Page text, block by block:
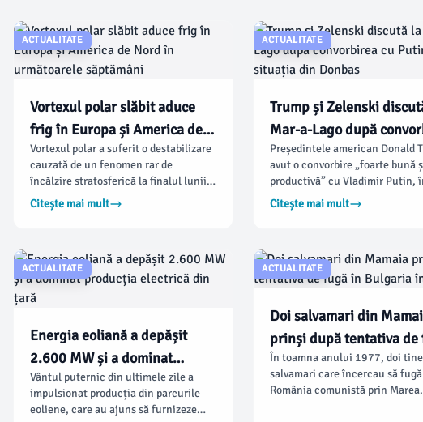
ACTUALITATE
Vortexul polar slăbit aduce
frig în Europa și America de
Nord în următoarele
săptămâni
Vortexul polar a suferit o destabilizare
cauzată de un fenomen rar de
încălzire stratosferică la finalul lunii
noiembrie și începutul lui decembrie,
potrivit prognozelor care anunță
explică faptul că această situație va
determina un val de aer rece ce va
afecta chiar și zonele sudice ale
următoare.
Citește mai mult
ACTUALITATE
Trump și Zelenski
Mar-a-Lago după
cu Putin despre situația
Donbas
Președintele american Donald
avut o convorbire „foarte bună
productivă” cu Vladimir Putin,
să-l primească la Mar-a-Lago pe
Volodimir Zelenski, care a venit
subliniat că Rusia nu susține
armistițiu temporar propus de
privind Donbasul trebuie să
Citește mai mult
ACTUALITATE
Energia eoliană a depășit
2.600 MW și a dominat
producția electrică din țară
Vântul puternic din ultimele zile a
impulsionat producția din parcurile
eoliene, care au ajuns să furnizeze
ACTUALITATE
Doi salvamari din
prinși după tentativa de
în Bulgaria în 1977
În toamna anului 1977, doi
salvamari care încercau să
România comunistă prin Marea